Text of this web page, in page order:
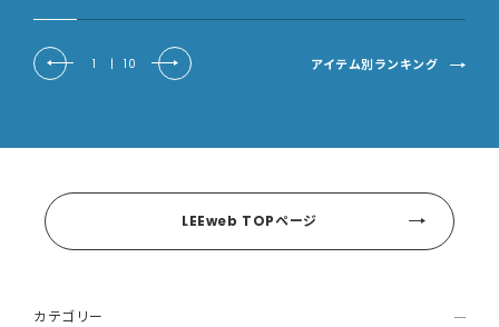
1 | 10 アイテム別ランキング
LEEweb TOPページ
カテゴリー